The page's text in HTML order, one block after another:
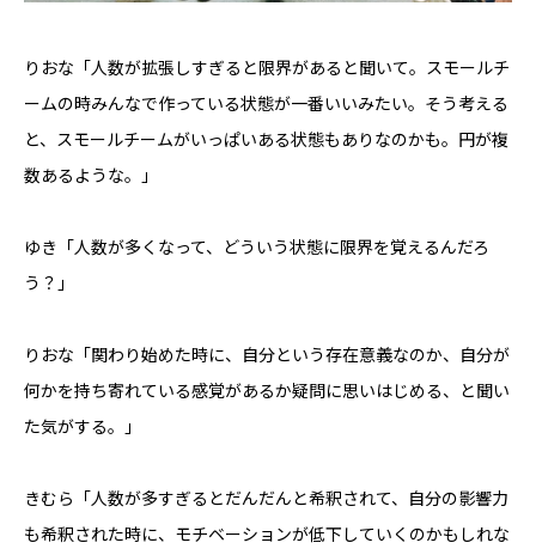
りおな「人数が拡張しすぎると限界があると聞いて。スモールチ
ームの時みんなで作っている状態が一番いいみたい。そう考える
と、スモールチームがいっぱいある状態もありなのかも。円が複
数あるような。」
ゆき「人数が多くなって、どういう状態に限界を覚えるんだろ
う？」
りおな「関わり始めた時に、自分という存在意義なのか、自分が
何かを持ち寄れている感覚があるか疑問に思いはじめる、と聞い
た気がする。」
きむら「人数が多すぎるとだんだんと希釈されて、自分の影響力
も希釈された時に、モチベーションが低下していくのかもしれな